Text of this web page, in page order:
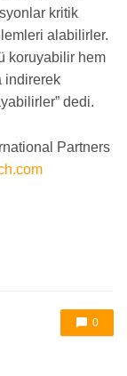
kritik
alabilirler.
koruyabilir hem
indirerek
dedi.
Partners
0